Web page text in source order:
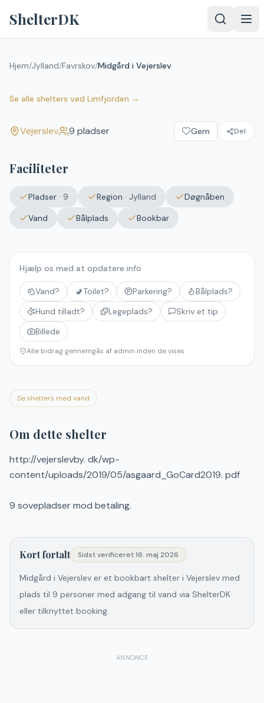
ShelterDK
Hjem/Jylland/Favrskov/Midgård i Vejerslev
Se alle shelters ved Limfjorden →
Midgård i Vejerslev
Vejerslev
Vejerslev 9 pladser Gem Del
Faciliteter
Pladser · 9 Region · Jylland
Døgnåben
Vand
Bålplads Bookbar
Hjælp os med at opdatere info
Vand? 🚽Toilet? Parkering?
Bålplads?
Hund tilladt?
Legeplads?
Skriv et tip
Billede
Alle bidrag gennemgås af admin inden de vises
Se shelters med vand
Om dette shelter
http://vejerslevby. dk/wp-
content/uploads/2019/05/asgaard_GoCard2019. pdf
9 sovepladser mod betaling.
Kort fortalt Sidst verificeret16. maj 2026
Midgård i Vejerslev er et bookbart shelter i Vejerslev med
plads til 9 personer med adgang til vand via ShelterDK
eller tilknyttet booking.
ANNONCE